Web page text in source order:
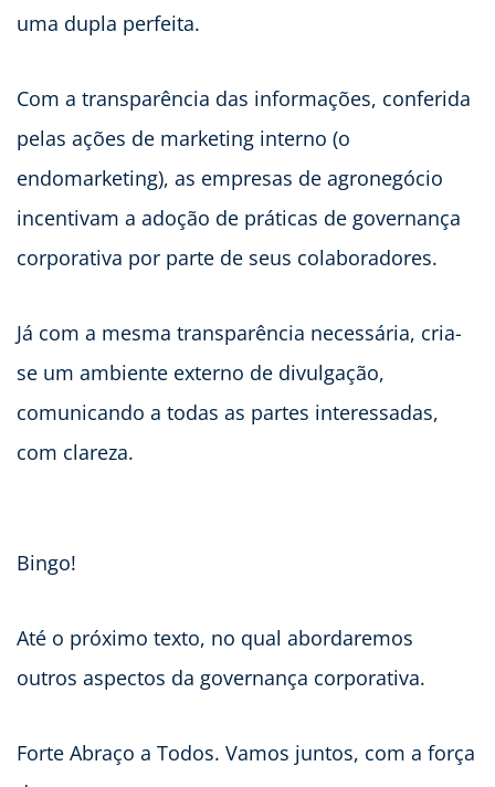
uma dupla perfeita.
Com a transparência das informações, conferida
pelas ações de marketing interno (o
endomarketing), as empresas de agronegócio
incentivam a adoção de práticas de governança
corporativa por parte de seus colaboradores.
Já com a mesma transparência necessária, cria-
se um ambiente externo de divulgação,
comunicando a todas as partes interessadas,
com clareza.
Bingo!
Até o próximo texto, no qual abordaremos
outros aspectos da governança corporativa.
Forte Abraço a Todos. Vamos juntos, com a força